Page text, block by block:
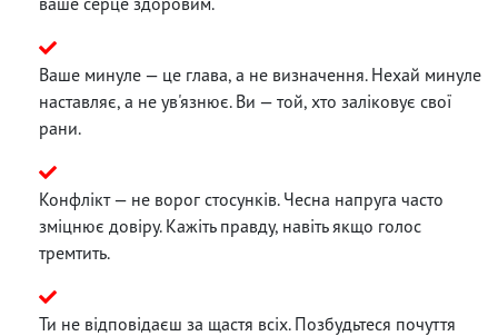
Ваше минуле — це глава, а не визначення. Нехай минуле
наставляє, а не ув'язнює. Ви — той, хто заліковує свої
рани.
Конфлікт — не ворог стосунків. Чесна напруга часто
зміцнює довіру. Кажіть правду, навіть якщо голос
тремтить.
Ти не відповідаєш за щастя всіх. Позбудьтеся почуття